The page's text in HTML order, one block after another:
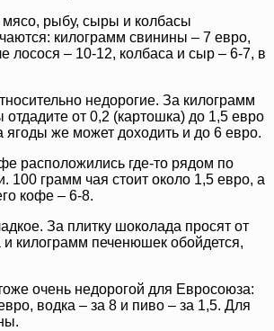
рыбу, сыры и колбасы
килограмм свинины – 7 евро,
лосося – 10-12, колбаса и сыр – 6-7, в
недорогие. За килограмм
от 0,2 (картошка) до 1,5 евро
ягоды же может доходить и до 6 евро.
расположились где-то рядом по
100 грамм чая стоит около 1,5 евро, а
кофе – 6-8.
За плитку шоколада просят от
килограмм печенюшек обойдется,
очень недорогой для Евросоюза:
водка – за 8 и пиво – за 1,5. Для